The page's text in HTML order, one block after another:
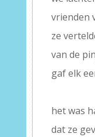
vrienden
ze
van de
gaf elk
het was
dat ze